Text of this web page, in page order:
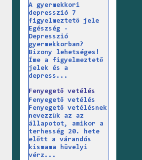
A gyermekkori
depresszió 7
figyelmeztető jele
Egészség -
Depresszió
gyermekkorban?
Bizony lehetséges!
Íme a figyelmeztető
jelek és a
depress...
Fenyegető vetélés
Fenyegető vetélés
Fenyegető vetélésnek
nevezzük az az
állapotot, amikor a
terhesség 20. hete
előtt a várandós
kismama hüvelyi
vérz...